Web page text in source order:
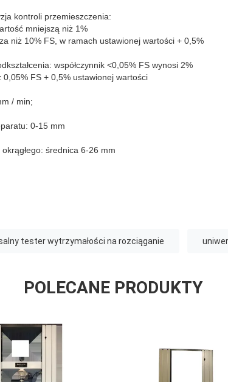
kontroli przemieszczenia:
mniejszą niż 1%
niż 10% FS, w ramach ustawionej wartości + 0,5%
współczynnik <0,05% FS wynosi 2%
0,05% FS + 0,5% ustawionej wartości
/ min;
0-15 mm
średnica 6-26 mm
tester wytrzymałości na rozciąganie
POLECANE PRODUKTY